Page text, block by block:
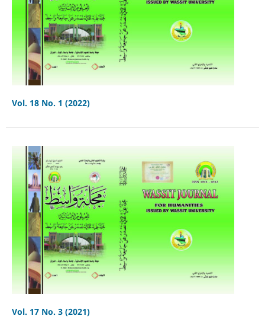
Vol. 18 No. 1 (2022)
Vol. 17 No. 3 (2021)